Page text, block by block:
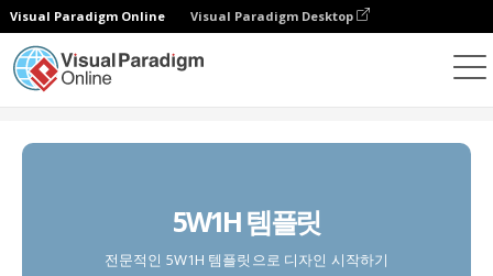
Visual Paradigm Online Visual Paradigm Desktop
5W1H 템플릿
전문적인 5W1H 템플릿으로 디자인 시작하기